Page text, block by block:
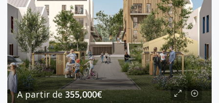
A partir de355,000€